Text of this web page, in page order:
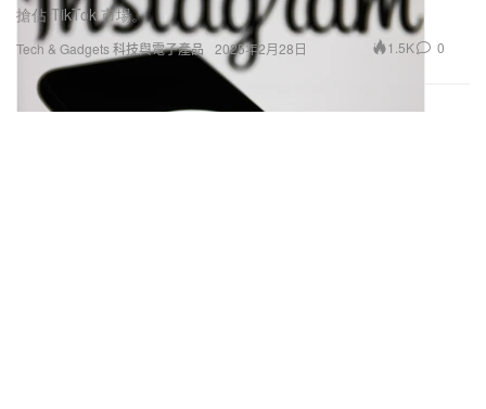
Tech & Gadgets 科技與電子產品
搶佔 TikTok 市場。
2025年2月28日 1.5K 0